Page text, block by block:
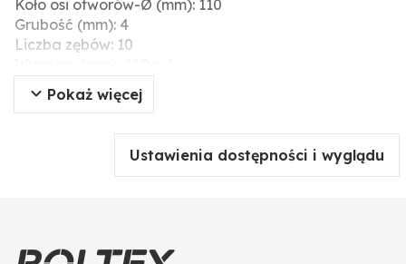
Koło osi otworów-Ø (mm): 110
Grubość (mm): 4
Liczba zębów: 10
Ø zew. (mm): 460
Liczba otworów: 4
Außendurchmesser: 460mm
Pokaż więcej
Ustawienia dostępności i wyglądu